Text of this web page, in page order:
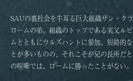
SAUの裏社会を牛耳る巨大組織ザン・ク
ロームの弟。組織のトップである実父ル
ムとともにウルズハントに参加。短絡的
とが多いものの、それこそが兄の長所だ
の喧嘩では、ロームに勝ったことがない。